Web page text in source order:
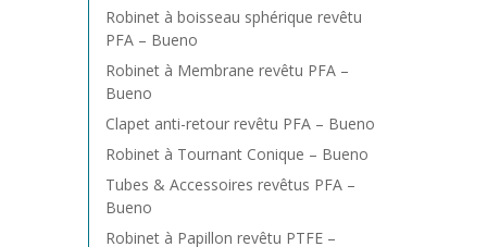
Robinet à boisseau sphérique revêtu
PFA – Bueno
Robinet à Membrane revêtu PFA –
Bueno
Clapet anti-retour revêtu PFA – Bueno
Robinet à Tournant Conique – Bueno
Tubes & Accessoires revêtus PFA –
Bueno
Robinet à Papillon revêtu PTFE –